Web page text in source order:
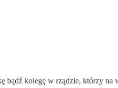
bądź kolegę w rządzie, którzy